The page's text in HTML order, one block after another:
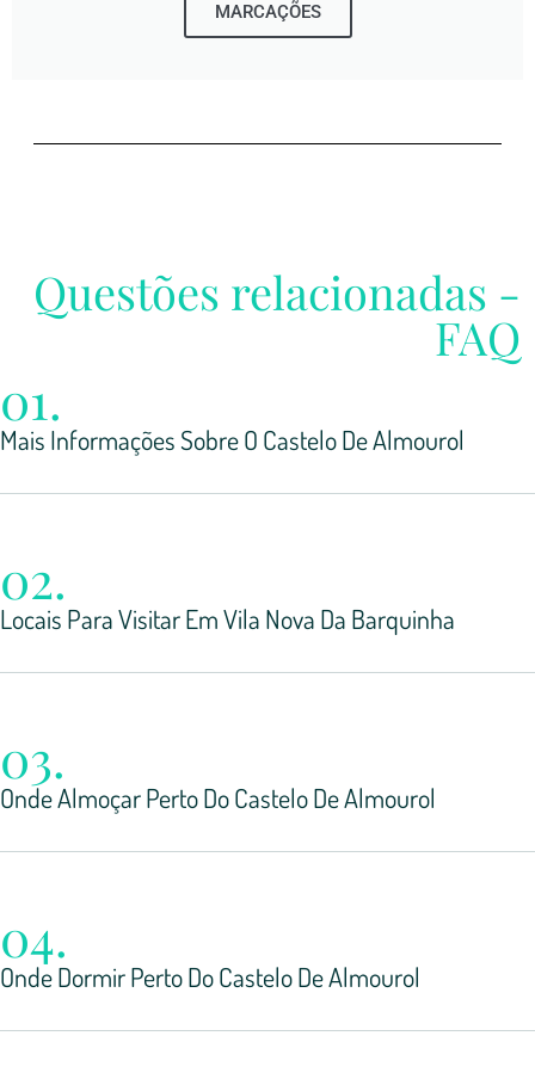
MARCAÇÕES
Questões relacionadas -
FAQ
01.
Mais Informações Sobre O Castelo De Almourol
02.
Locais Para Visitar Em Vila Nova Da Barquinha
03.
Onde Almoçar Perto Do Castelo De Almourol
04.
Onde Dormir Perto Do Castelo De Almourol